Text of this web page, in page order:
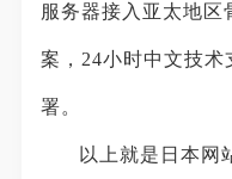
服务器接入亚太地区
案，24小时中文技
署。
以上就是日本网